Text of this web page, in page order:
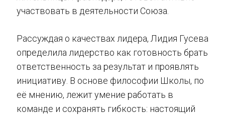
участвовать в деятельности Союза.
Рассуждая о качествах лидера, Лидия Гусева
определила лидерство как готовность брать
ответственность за результат и проявлять
инициативу. В основе философии Школы, по
её мнению, лежит умение работать в
команде и сохранять гибкость: настоящий